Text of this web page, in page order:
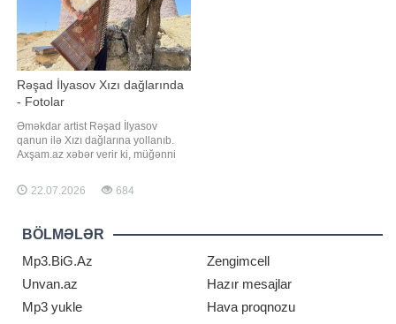
Rəşad İlyasov Xızı dağlarında
- Fotolar
Əməkdar artist Rəşad İlyasov
qanun ilə Xızı dağlarına yollanıb.
Axşam.az xəbər verir ki, müğənni
izləyiciləri ilə bölüşüb. R.İlyasov
"Tapa bilərsiniz, şəkillər hansı
sual ünvanlayıb
22.07.2026 684
BÖLMƏLƏR
Mp3.BiG.Az
Zengimcell
Unvan.az
Hazır mesajlar
Mp3 yukle
Hava proqnozu